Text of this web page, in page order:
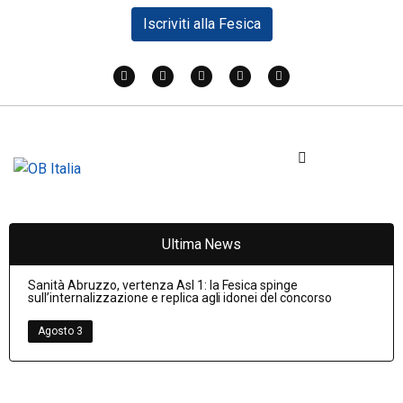
Iscriviti alla Fesica
Ultima News
Sanità Abruzzo, vertenza Asl 1: la Fesica spinge
sull’internalizzazione e replica agli idonei del concorso
Agosto 3